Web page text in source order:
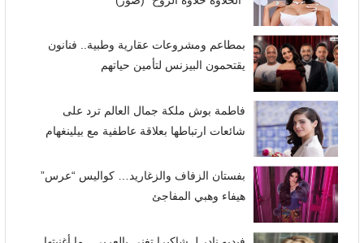
بمطاعم ومشروعات عقارية وطبية.. فنانون
يقتحمون البيزنس لتأمين حياتهم
فاطمة بوش ملكة جمال العالم ترد على
شائعات ارتباطها بعلاقة عاطفية مع بيلينغهام
بفستان الزفاف والزغاريد… كواليس “عرس”
هيفاء وهبي المفاجئ